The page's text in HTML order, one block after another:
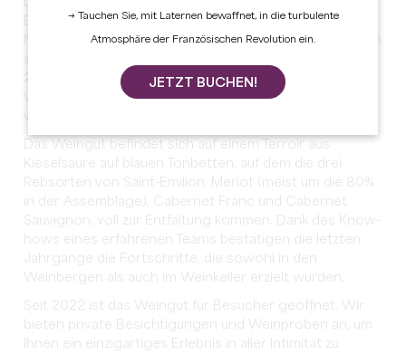
Emilion im Nordwesten der Appellation, in der
Nachbarschaft von Pomerol. Die Weinberge erstrecken
28,5 Hektar als Grand Cru Classé eingestuft sind. Das
Weingut ist stolz darauf, seit 2012 zur Klassifizierung
Das Weingut befindet sich auf einem Terroir aus
Kieselsäure auf blauen Tonbetten, auf dem die drei
Rebsorten von Saint-Emilion, Merlot (meist um die 80%
in der Assemblage), Cabernet Franc und Cabernet
Sauvignon, voll zur Entfaltung kommen. Dank des Know-
hows eines erfahrenen Teams bestätigen die letzten
Jahrgänge die Fortschritte, die sowohl in den
Weinbergen als auch im Weinkeller erzielt wurden.
Seit 2022 ist das Weingut für Besucher geöffnet. Wir
bieten private Besichtigungen und Weinproben an, um
Ihnen ein einzigartiges Erlebnis in aller Intimität zu
→ Tauchen Sie, mit Laternen bewaffnet, in die turbulente
Atmosphäre der Französischen Revolution ein.
JETZT BUCHEN!